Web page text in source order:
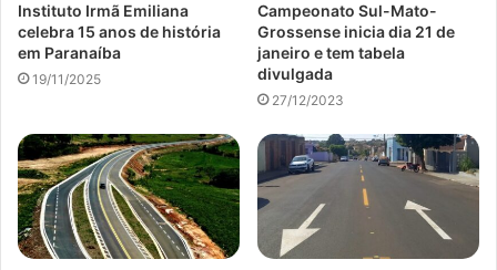
Instituto Irmã Emiliana
celebra 15 anos de história
em Paranaíba
19/11/2025
Campeonato Sul-Mato-
Grossense inicia dia 21 de
janeiro e tem tabela
divulgada
27/12/2023